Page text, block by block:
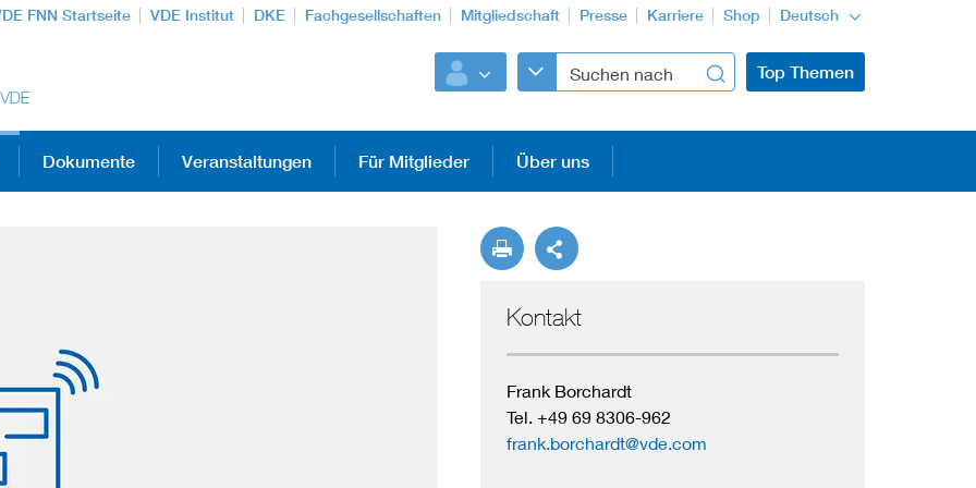
FNN Startseite VDE Institut DKE Fachgesellschaften Mitgliedschaft Presse Karriere Shop Deutsch
Top Themen
Digitalisierung und Metering
Dokumente Veranstaltungen Für Mitglieder Über uns
Kontakt
Frank Borchardt
Tel. +49 69 8306-962
frank.borchardt@vde.com